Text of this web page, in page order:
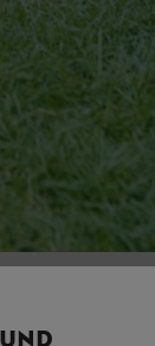
, en maai je
door
naar het
benadrukt.